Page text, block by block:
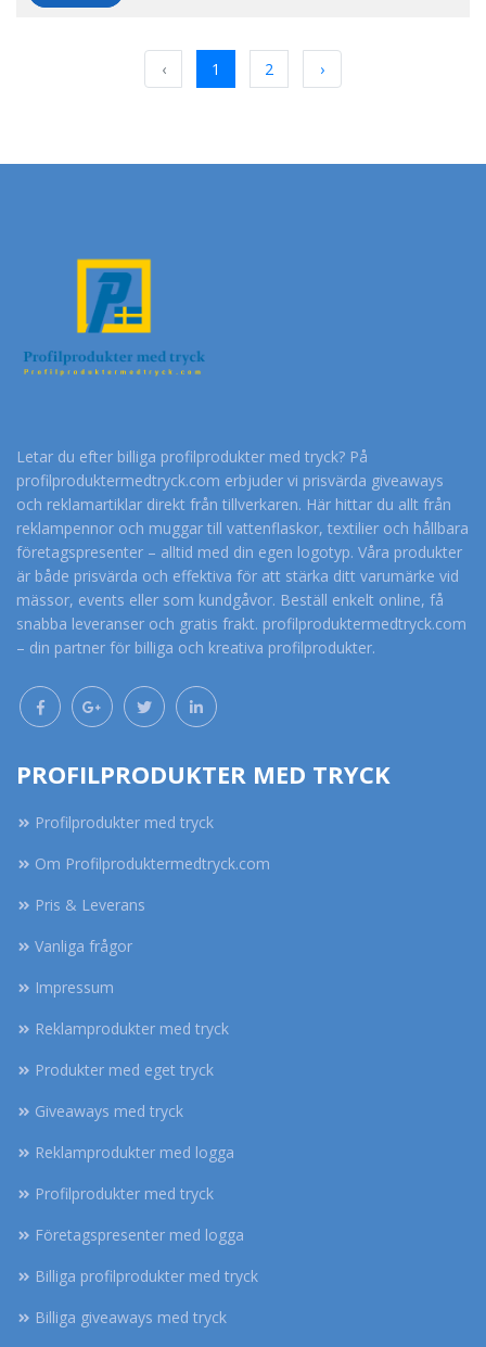
‹ 1 2 ›
Letar du efter billiga profilprodukter med tryck? På
profilproduktermedtryck.com erbjuder vi prisvärda giveaways
och reklamartiklar direkt från tillverkaren. Här hittar du allt från
reklampennor och muggar till vattenflaskor, textilier och hållbara
företagspresenter – alltid med din egen logotyp. Våra produkter
är både prisvärda och effektiva för att stärka ditt varumärke vid
mässor, events eller som kundgåvor. Beställ enkelt online, få
snabba leveranser och gratis frakt. profilproduktermedtryck.com
– din partner för billiga och kreativa profilprodukter.
PROFILPRODUKTER MED TRYCK
Profilprodukter med tryck
Om Profilproduktermedtryck.com
Pris & Leverans
Vanliga frågor
Impressum
Reklamprodukter med tryck
Produkter med eget tryck
Giveaways med tryck
Reklamprodukter med logga
Profilprodukter med tryck
Företagspresenter med logga
Billiga profilprodukter med tryck
Billiga giveaways med tryck